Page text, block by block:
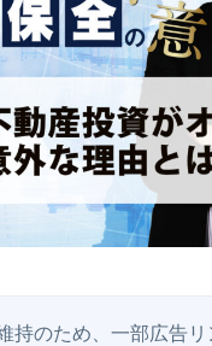
のため、一部広告リ